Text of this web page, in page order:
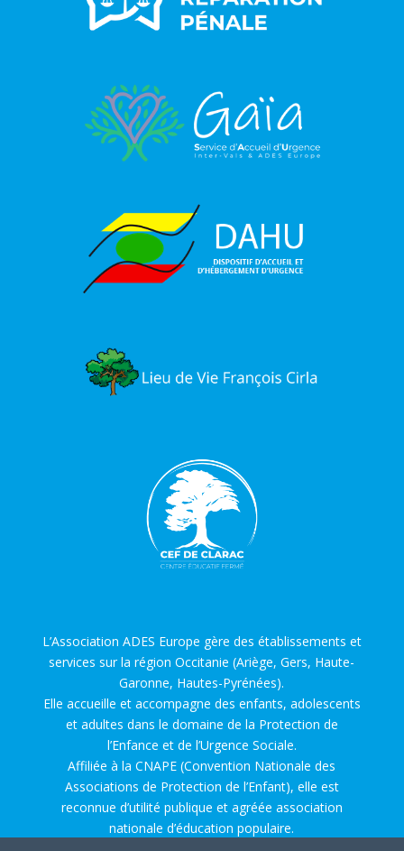
L’Association ADES Europe gère des établissements et
services sur la région Occitanie (Ariège, Gers, Haute-
Garonne, Hautes-Pyrénées).
Elle accueille et accompagne des enfants, adolescents
et adultes dans le domaine de la Protection de
l’Enfance et de l’Urgence Sociale.
Affiliée à la CNAPE (Convention Nationale des
Associations de Protection de l’Enfant), elle est
reconnue d’utilité publique et agréée association
nationale d’éducation populaire.